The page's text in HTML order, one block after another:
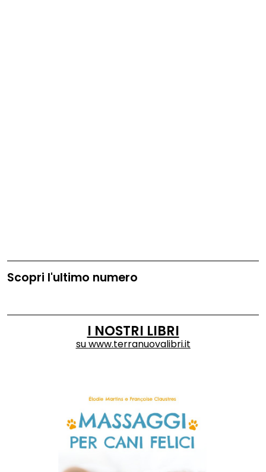
Scopri l'ultimo numero
I NOSTRI LIBRI
suwww.terranuovalibri.it